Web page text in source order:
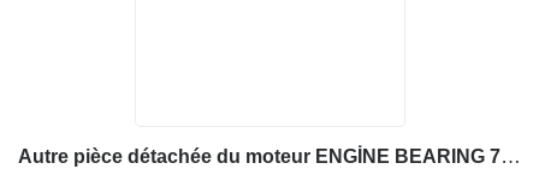
Autre pièce détachée du moteur ENGİNE BEARING 7620062 pour chargeuse sur pneus Liebherr L538,L542,L544,L554,L550,L556,L566,L576L580